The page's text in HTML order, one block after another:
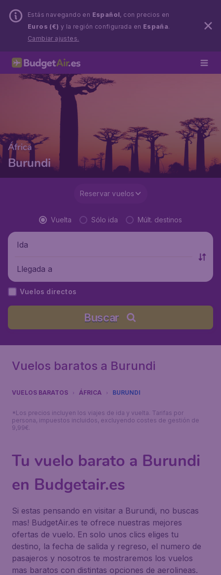
Estás navegando en Español, con precios en
Euros (€) y la región configurada en España.
Cambiar ajustes.
África
Burundi
Reservar vuelos
Vuelta Sólo ida Múlt. destinos
Ida
Llegada a
Vuelos directos
Buscar
Vuelos baratos a Burundi
VUELOS BARATOS ÁFRICA BURUNDI
*Los precios incluyen los viajes de ida y vuelta. Tarifas por
persona, impuestos incluidos, excluyendo costes de gestión de
9,99€.
Tu vuelo barato a Burundi
en Budgetair.es
Si estas pensando en visitar a Burundi, no buscas
mas! BudgetAir.es te ofrece nuestras mejores
ofertas de vuelo. En solo unos clics eliges tu
destino, la fecha de salida y regreso, el numero de
pasajeros y nosotros te mostraremos los vuelos
mas baratos con distintas opciones de aerolineas.